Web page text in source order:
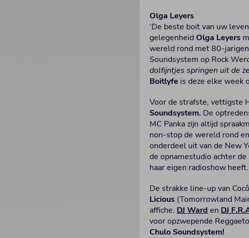
Olga Leyers
‘De beste boit van uw
gelegenheid Olga Leyers
wereld rond met 80-
Soundsystem op Rock
dolfijntjes springen uit de
Boitlyfe is deze elke week
Voor de strafste, vettigste
Soundsystem. De
MC Panka zijn altijd
non-stop de wereld rond
onderdeel uit van de New
de opnamestudio achter
haar eigen radioshow heeft.
De strakke line-up van
Licious (Tomorrowland
affiche. DJ Ward en DJ
voor opzwepende
Chulo Soundsystem!